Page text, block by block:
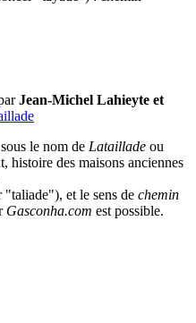
Jean-Michel Lahieyte et
le nom de Lataillade ou
histoire des maisons anciennes
"taliade"), et le sens de chemin
Gasconha.com est possible.